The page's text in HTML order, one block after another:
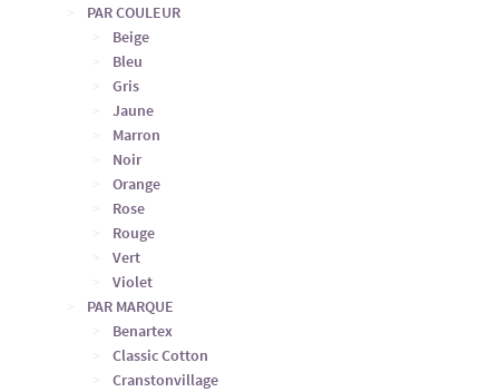
PAR COULEUR
Beige
Bleu
Gris
Jaune
Marron
Noir
Orange
Rose
Rouge
Vert
Violet
PAR MARQUE
Benartex
Classic Cotton
Cranstonvillage